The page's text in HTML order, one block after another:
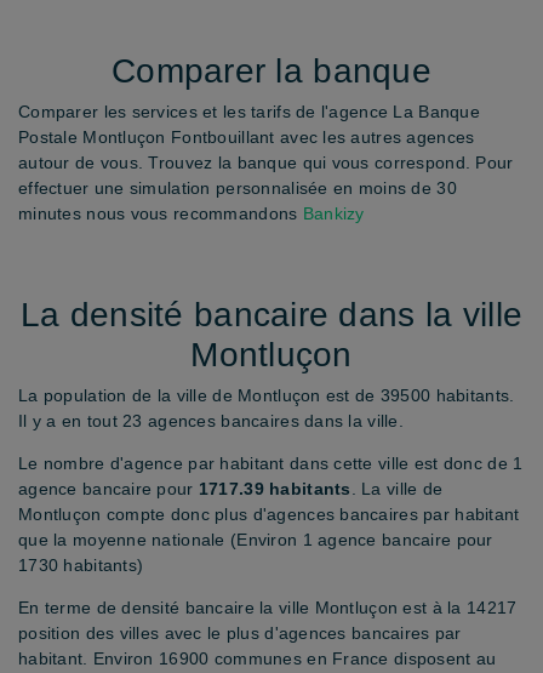
Comparer la banque
Comparer les services et les tarifs de l'agence La Banque
Postale Montluçon Fontbouillant avec les autres agences
autour de vous. Trouvez la banque qui vous correspond. Pour
effectuer une simulation personnalisée en moins de 30
minutes nous vous recommandons Bankizy
La densité bancaire dans la ville
Montluçon
La population de la ville de Montluçon est de 39500 habitants.
Il y a en tout 23 agences bancaires dans la ville.
Le nombre d'agence par habitant dans cette ville est donc de 1
agence bancaire pour 1717.39 habitants
. La ville de
Montluçon compte donc plus d'agences bancaires par habitant
que la moyenne nationale (Environ 1 agence bancaire pour
1730 habitants)
En terme de densité bancaire la ville Montluçon est à la 14217
position des villes avec le plus d'agences bancaires par
habitant. Environ 16900 communes en France disposent au